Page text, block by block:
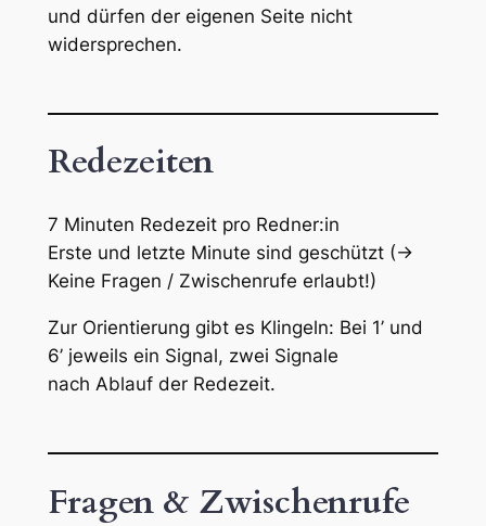
und dürfen der eigenen Seite nicht
widersprechen.
Redezeiten
7 Minuten Redezeit pro Redner:in
Erste und letzte Minute sind geschützt (→
Keine Fragen / Zwischenrufe erlaubt!)
Zur Orientierung gibt es Klingeln: Bei 1’ und
6’ jeweils ein Signal, zwei Signale
nach Ablauf der Redezeit.
Fragen & Zwischenrufe